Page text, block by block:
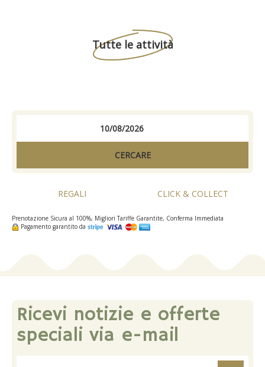
Tutte le attività
CERCARE
REGALI CLICK & COLLECT
Prenotazione Sicura al 100%, Migliori Tariffe Garantite, Conferma Immediata
Pagamento garantito da
Ricevi notizie e offerte
speciali via e-mail